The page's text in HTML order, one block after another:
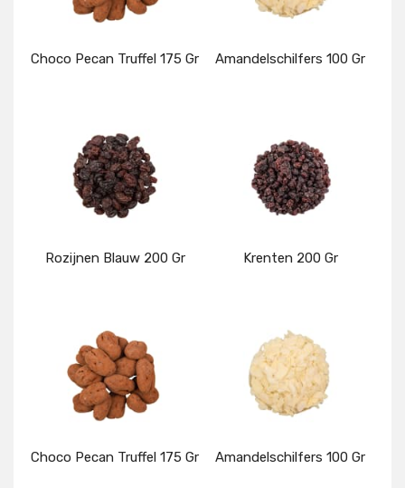
Choco Pecan Truffel 175 Gr
Details
Amandelschilfers 100 Gr
Details
Rozijnen Blauw 200 Gr
Details
Krenten 200 Gr
Details
Choco Pecan Truffel 175 Gr Amandelschilfers 100 Gr